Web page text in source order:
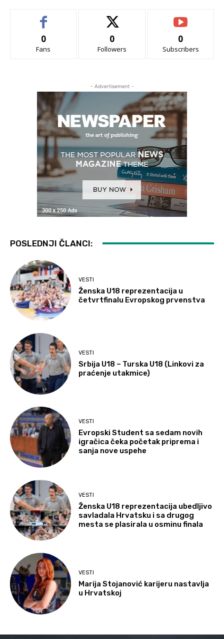
0
Fans
0
Followers
0
Subscribers
- Advertisement -
POSLEDNJI ČLANCI:
VESTI
Ženska U18 reprezentacija u
četvrtfinalu Evropskog prvenstva
VESTI
Srbija U18 – Turska U18 (Linkovi za
praćenje utakmice)
VESTI
Evropski Student sa sedam novih
igračica čeka početak priprema i
sanja nove uspehe
VESTI
Ženska U18 reprezentacija ubedljivo
savladala Hrvatsku i sa drugog
mesta se plasirala u osminu finala
VESTI
Marija Stojanović karijeru nastavlja
u Hrvatskoj